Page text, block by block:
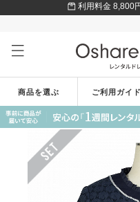
利用料金 8,800
商品を選ぶ ご利用ガイド